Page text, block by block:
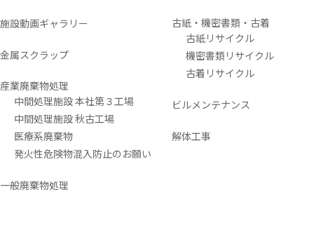
施設動画ギャラリー
金属スクラップ
産業廃棄物処理
中間処理施設 本社第３工場
中間処理施設 秋古工場
医療系廃棄物
発火性危険物混入防止のお願い
一般廃棄物処理
古紙・機密書類・古着
古紙リサイクル
機密書類リサイクル
古着リサイクル
ビルメンテナンス
解体工事